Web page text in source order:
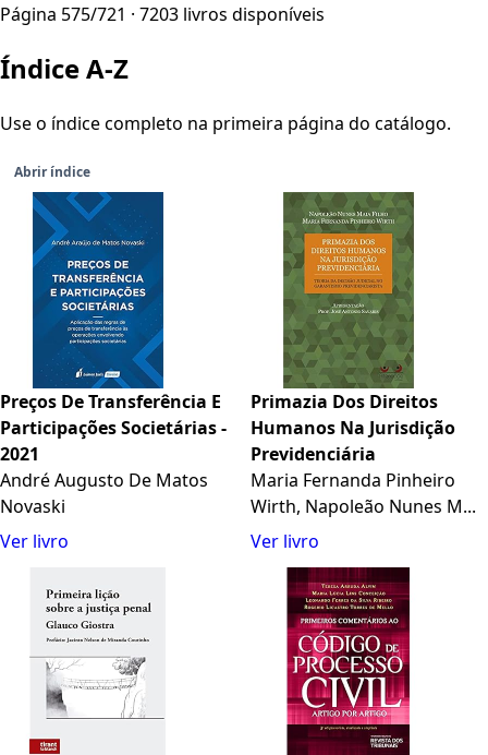
Página 575/721 · 7203 livros disponíveis
Índice A-Z
Use o índice completo na primeira página do catálogo.
Abrir índice
Preços De Transferência E
Participações Societárias -
2021
André Augusto De Matos
Novaski
Ver livro
Primazia Dos Direitos
Humanos Na Jurisdição
Previdenciária
Maria Fernanda Pinheiro
Wirth, Napoleão Nunes M...
Ver livro